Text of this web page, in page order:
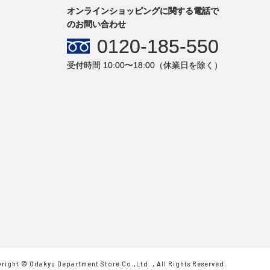
オンラインショッピングに関する電話で
のお問い合わせ
0120-185-550
受付時間 10:00〜18:00（休業日を除く）
© Odakyu Department Store Co.,Ltd. , All Rights Reserved.